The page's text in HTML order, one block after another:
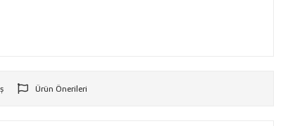
Ürün Önerileri